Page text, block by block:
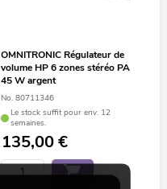
OMNITRONIC Régulateur de
volume HP 6 zones stéréo PA
45 W argent
No. 80711346
Le stock suffit pour env. 12
semaines.
135,00€